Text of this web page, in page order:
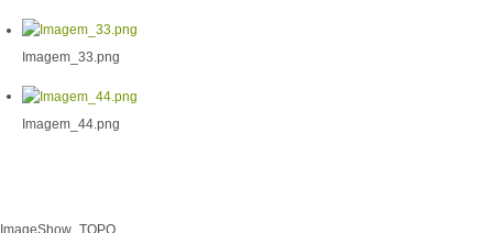
Imagem_33.png
Imagem_44.png
ImageShow_TOPO